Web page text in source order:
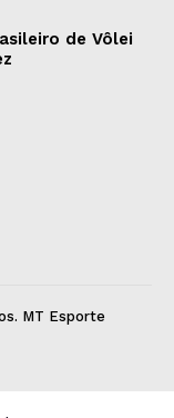
de Vôlei
MT Esporte